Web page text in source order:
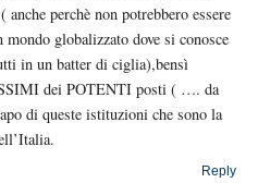
anche perchè non potrebbero essere
globalizzato dove si conosce
in un batter di ciglia),bensì
dei POTENTI posti ( …. da
di queste istituzioni che sono la
Reply